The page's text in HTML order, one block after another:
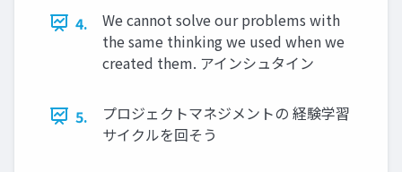
4.
We cannot solve our problems with
the same thinking we used when we
created them. アインシュタイン
5.
プロジェクトマネジメントの 経験学習
サイクルを回そう